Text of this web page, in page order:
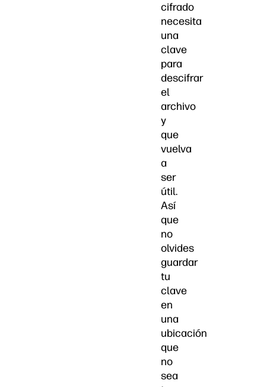
cifrado
necesita
una
clave
para
descifrar
el
archivo
y
que
vuelva
a
ser
útil.
Así
que
no
olvides
guardar
tu
clave
en
una
ubicación
que
no
sea